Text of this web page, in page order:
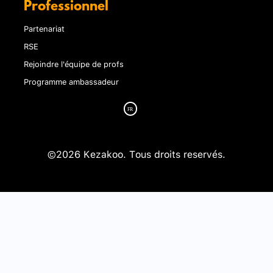
Professionnel
Partenariat
RSE
Rejoindre l'équipe de profs
Programme ambassadeur
©2026 Kezakoo. Tous droits reservés.